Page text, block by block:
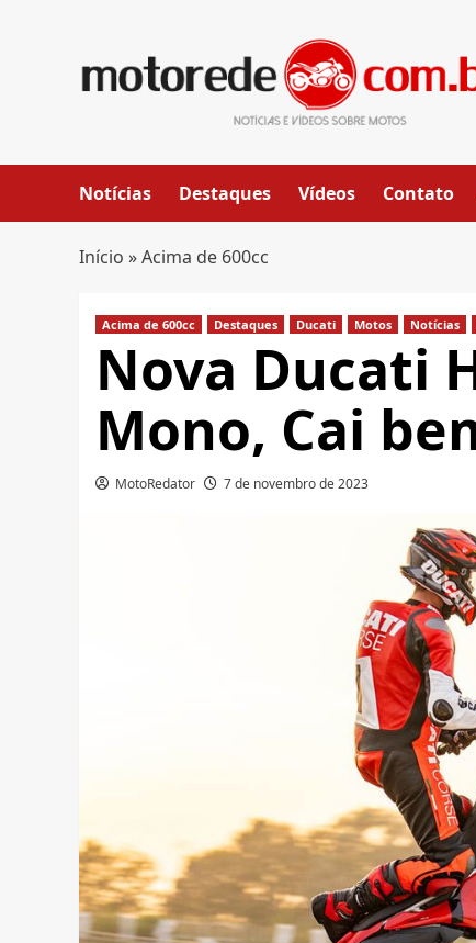
Notícias Destaques Vídeos Contato
Início »Acima de 600cc
Acima de 600cc Destaques Ducati Motos Notícias
Nova Ducati
Mono, Cai
MotoRedator 7 de novembro de 2023